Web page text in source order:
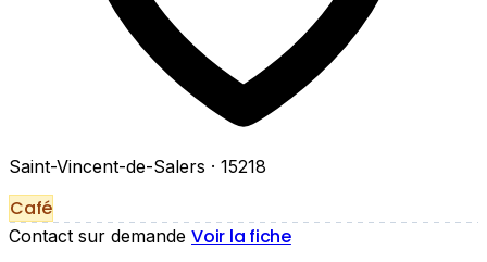
Saint-Vincent-de-Salers · 15218
Café
Contact sur demande Voir la fiche